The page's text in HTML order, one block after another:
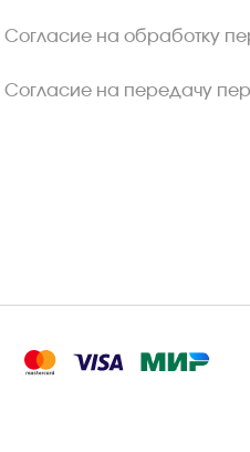
Согласие на обработку
Согласие на передачу